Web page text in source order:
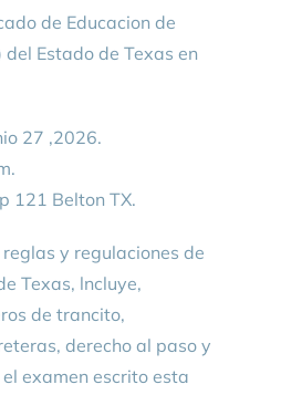
de Educacion de
Estado de Texas en
27 ,2026.
121 Belton TX.
y regulaciones de
Texas, lncluye,
de trancito,
derecho al paso y
examen escrito esta